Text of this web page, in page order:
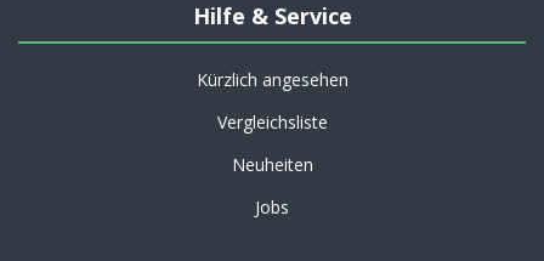
Hilfe & Service
Kürzlich angesehen
Vergleichsliste
Neuheiten
Jobs